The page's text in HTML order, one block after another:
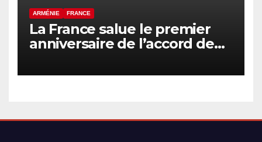
ARMÉNIE FRANCE
La France salue le premier
anniversaire de l’accord de
l’Azerbaïdjan